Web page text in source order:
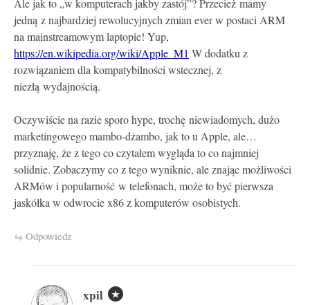
Ale jak to „w komputerach jakby zastój”? Przecież mamy
jedną z najbardziej rewolucyjnych zmian ever w postaci ARM
na mainstreamowym laptopie! Yup,
https://en.wikipedia.org/wiki/Apple_M1 W dodatku z
rozwiązaniem dla kompatybilności wstecznej, z
niezłą wydajnością.
Oczywiście na razie sporo hype, trochę niewiadomych, dużo
marketingowego mambo-dżambo, jak to u Apple, ale…
przyznaję, że z tego co czytałem wygląda to co najmniej
solidnie. Zobaczymy co z tego wyniknie, ale znając możliwości
ARMów i popularność w telefonach, może to być pierwsza
jaskółka w odwrocie x86 z komputerów osobistych.
Odpowiedz
xpil